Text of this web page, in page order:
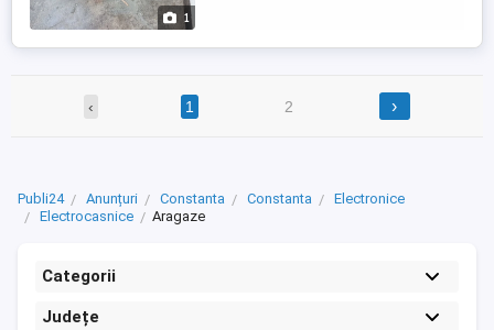
1
‹ 1 2 ›
Publi24 Anunțuri Constanta Constanta
Electronice
Electrocasnice
Aragaze
Categorii
Județe